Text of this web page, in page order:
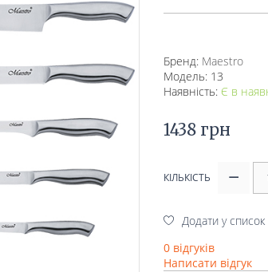
Бренд: Mаеstro
Модель: 13
Наявність: Є в
1438 грн
КІЛЬКІСТЬ
Додати у
0 відгуків
Написати відгук